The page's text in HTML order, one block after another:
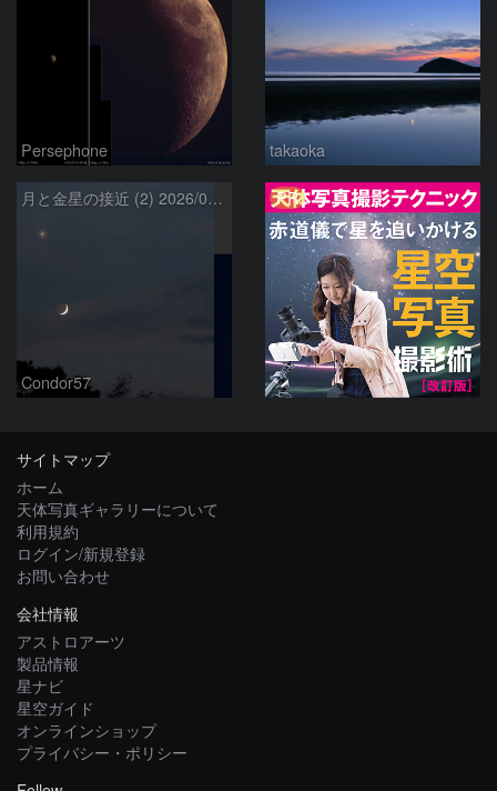
Persephone takaoka
月と金星の接近 (2) 2026/07/17
Condor57
PR
サイトマップ
ホーム
天体写真ギャラリーについて
利用規約
ログイン/新規登録
お問い合わせ
会社情報
アストロアーツ
製品情報
星ナビ
星空ガイド
オンラインショップ
プライバシー・ポリシー